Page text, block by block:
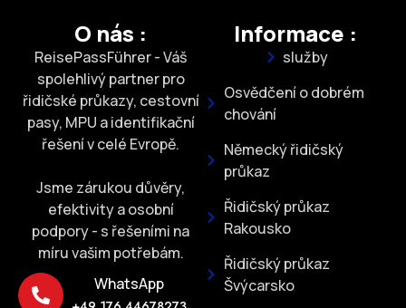
O nás :
ReisePassFührer - Váš
spolehlivý partner pro
řidičské průkazy, cestovní
pasy, MPU a identifikační
řešení v celé Evropě.
Jsme zárukou důvěry,
efektivity a osobní
podpory - s řešeními na
míru vašim potřebám.
WhatsApp
Informace :
služby
Osvědčení o dobrém
chování
Německý řidičský
průkaz
Řidičský průkaz
Rakousko
Řidičský průkaz
Švýcarsko